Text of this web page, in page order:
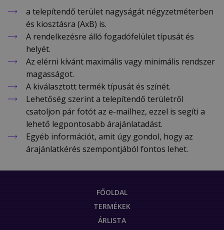
a telepítendő terület nagyságát négyzetméterben
és kiosztásra (AxB) is.
A rendelkezésre álló fogadófelület típusát és
helyét.
Az elérni kívánt maximális vagy minimális rendszer
magasságot.
A kiválasztott termék típusát és színét.
Lehetőség szerint a telepítendő területről
csatoljon pár fotót az e-mailhez, ezzel is segíti a
lehető legpontosabb árajánlatadást.
Egyéb információt, amit úgy gondol, hogy az
árajánlatkérés szempontjából fontos lehet.
FŐOLDAL
TERMÉKEK
ÁRLISTA